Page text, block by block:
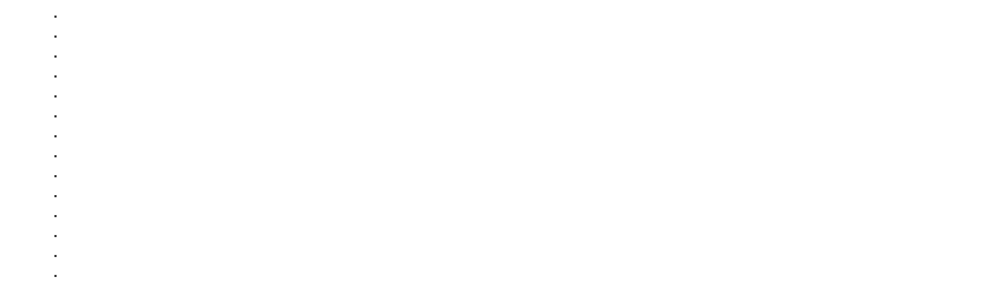
.
.
.
.
.
.
.
.
.
.
.
.
.
.